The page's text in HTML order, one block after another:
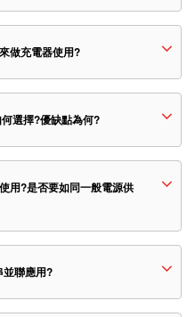
做充電器使用?
選擇?優缺點為何?
用?是否要如同一般電源供
並聯應用?